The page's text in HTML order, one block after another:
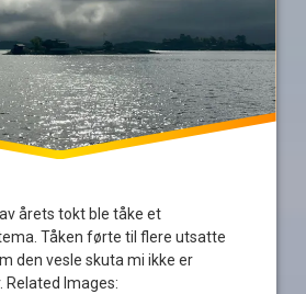
årets tokt ble tåke et
Tåken førte til flere utsatte
den vesle skuta mi ikke er
Images: